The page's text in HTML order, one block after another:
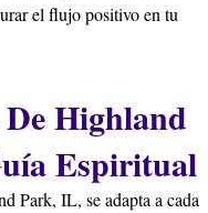
el flujo positivo en tu
Highland
Espiritual
Park, IL, se adapta a cada